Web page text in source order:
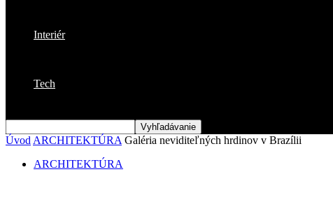
Interiér
Tech
Úvod ARCHITEKTÚRA Galéria neviditeľných hrdinov v Brazílii
ARCHITEKTÚRA